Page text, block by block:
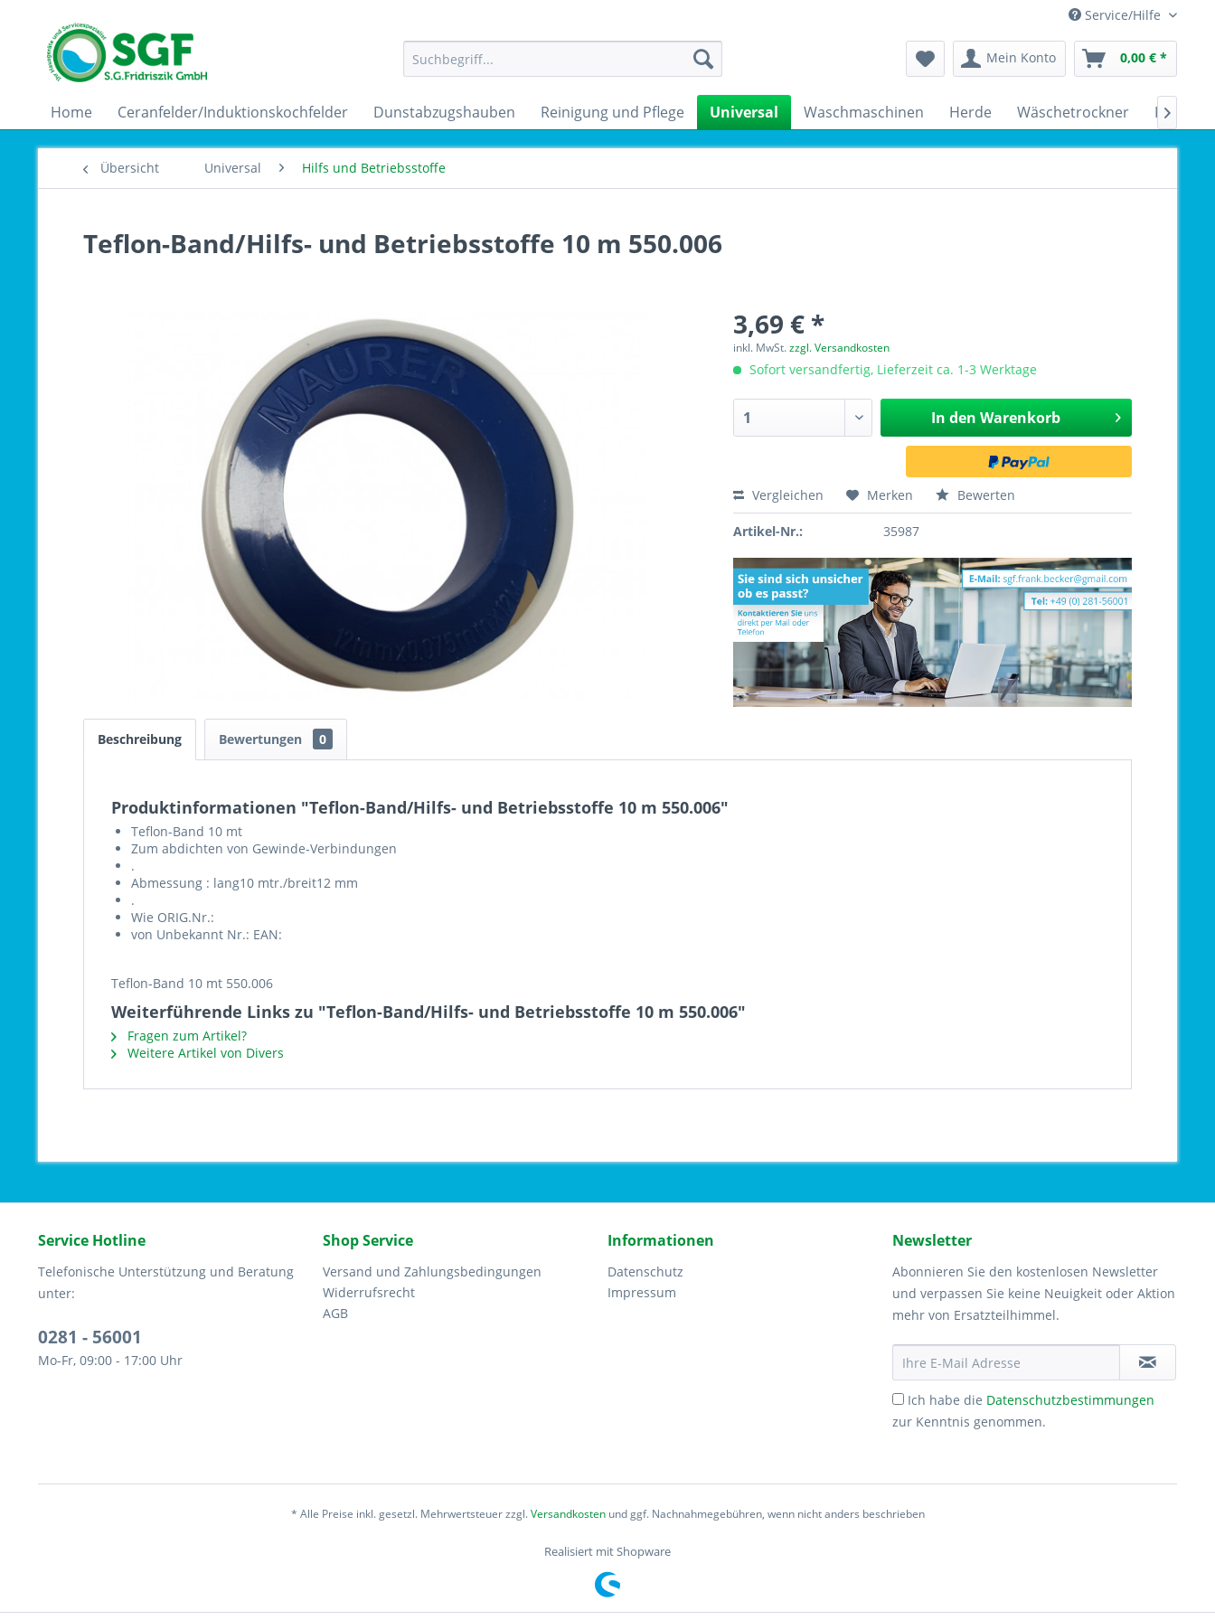
Service/Hilfe
Mein Konto 0,00 € *
Home Ceranfelder/Induktionskochfelder Dunstabzugshauben Reinigung und Pflege Universal Waschmaschinen Herde Wäschetrockner 
Übersicht Universal Hilfs und Betriebsstoffe
Teflon-Band/Hilfs- und Betriebsstoffe 10 m 550.006
3,69 € *
inkl. MwSt.zzgl. Versandkosten
Sofort versandfertig, Lieferzeit ca. 1-3 Werktage
In den Warenkorb
Vergleichen Merken Bewerten
Artikel-Nr.: 35987
Beschreibung Bewertungen 0
Produktinformationen "Teflon-Band/Hilfs- und Betriebsstoffe 10 m 550.006"
Teflon-Band 10 mt
Zum abdichten von Gewinde-Verbindungen
.
Abmessung : lang10 mtr./breit12 mm
.
Wie ORIG.Nr.:
von Unbekannt Nr.: EAN:
Teflon-Band 10 mt 550.006
Weiterführende Links zu "Teflon-Band/Hilfs- und Betriebsstoffe 10 m 550.006"
Fragen zum Artikel?
Weitere Artikel von Divers
Service Hotline
Telefonische Unterstützung und Beratung
unter:
0281 - 56001
Mo-Fr, 09:00 - 17:00 Uhr
Shop Service
Versand und Zahlungsbedingungen
Widerrufsrecht
AGB
Informationen
Datenschutz
Impressum
Newsletter
Abonnieren Sie den kostenlosen Newsletter
und verpassen Sie keine Neuigkeit oder Aktion
mehr von Ersatzteilhimmel.
Ich habe die Datenschutzbestimmungen
zur Kenntnis genommen.
* Alle Preise inkl. gesetzl. Mehrwertsteuer zzgl.Versandkostenund ggf. Nachnahmegebühren, wenn nicht anders beschrieben
Realisiert mit Shopware